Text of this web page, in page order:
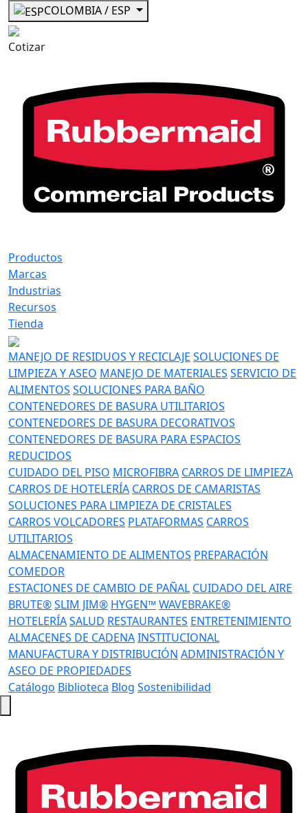
COLOMBIA / ESP
Cotizar
Productos
Marcas
Industrias
Recursos
Tienda
MANEJO DE RESIDUOS Y RECICLAJE SOLUCIONES DE
LIMPIEZA Y ASEO MANEJO DE MATERIALES SERVICIO DE
ALIMENTOS SOLUCIONES PARA BAÑO
CONTENEDORES DE BASURA UTILITARIOS
CONTENEDORES DE BASURA DECORATIVOS
CONTENEDORES DE BASURA PARA ESPACIOS
REDUCIDOS
CUIDADO DEL PISO MICROFIBRA CARROS DE LIMPIEZA
CARROS DE HOTELERÍA CARROS DE CAMARISTAS
SOLUCIONES PARA LIMPIEZA DE CRISTALES
CARROS VOLCADORES PLATAFORMAS CARROS
UTILITARIOS
ALMACENAMIENTO DE ALIMENTOS PREPARACIÓN
COMEDOR
ESTACIONES DE CAMBIO DE PAÑAL CUIDADO DEL AIRE
BRUTE®SLIM JIM® HYGEN™WAVEBRAKE®
HOTELERÍASALUD RESTAURANTES ENTRETENIMIENTO
ALMACENES DE CADENAINSTITUCIONAL
MANUFACTURA Y DISTRIBUCIÓN ADMINISTRACIÓN Y
ASEO DE PROPIEDADES
Catálogo Biblioteca Blog Sostenibilidad